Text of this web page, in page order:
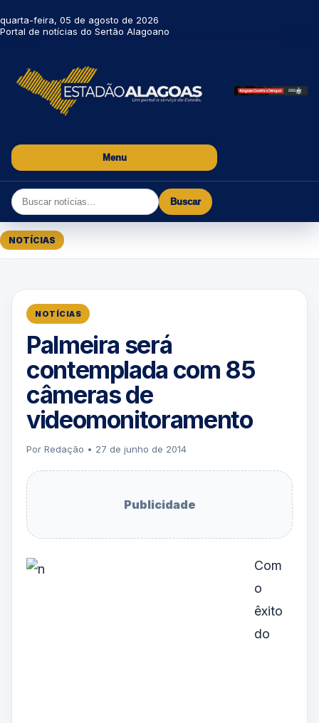
quarta-feira, 05 de agosto de 2026
Portal de notícias do Sertão Alagoano
Menu
Buscar
NOTÍCIAS
NOTÍCIAS
Palmeira será
contemplada com 85
câmeras de
videomonitoramento
Por Redação • 27 de junho de 2014
Publicidade
Com
o
êxito
do